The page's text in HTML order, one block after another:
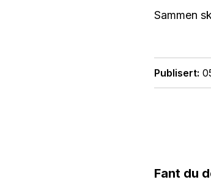
Sammen
Publisert
Fant du